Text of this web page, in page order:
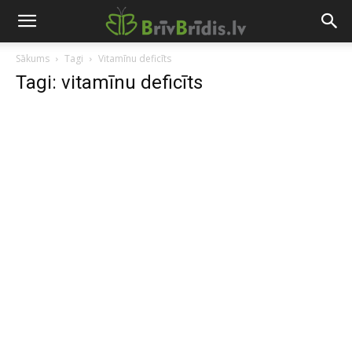
Sākums Tagi Vitamīnu deficīts
Tagi: vitamīnu deficīts